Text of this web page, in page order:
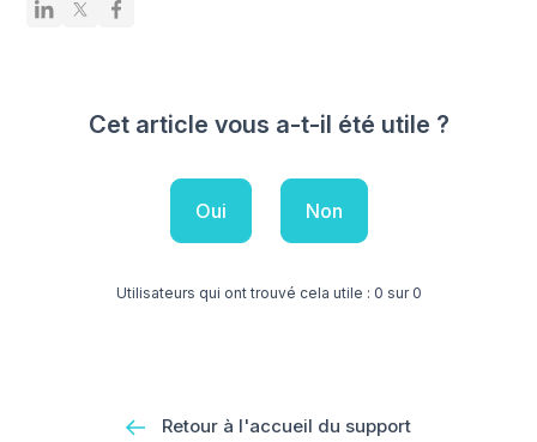
Cet article vous a-t-il été utile ?
Oui Non
Utilisateurs qui ont trouvé cela utile : 0 sur 0
Retour à l'accueil du support